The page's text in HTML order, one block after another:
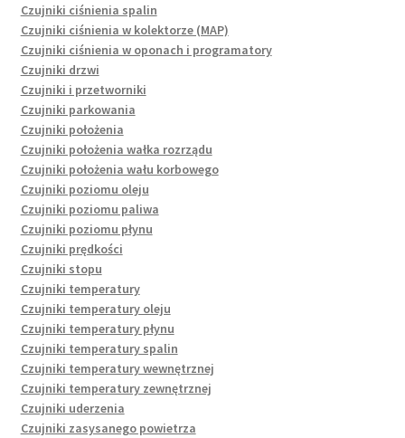
Czujniki ciśnienia spalin
Czujniki ciśnienia w kolektorze (MAP)
Czujniki ciśnienia w oponach i programatory
Czujniki drzwi
Czujniki i przetworniki
Czujniki parkowania
Czujniki położenia
Czujniki położenia wałka rozrządu
Czujniki położenia wału korbowego
Czujniki poziomu oleju
Czujniki poziomu paliwa
Czujniki poziomu płynu
Czujniki prędkości
Czujniki stopu
Czujniki temperatury
Czujniki temperatury oleju
Czujniki temperatury płynu
Czujniki temperatury spalin
Czujniki temperatury wewnętrznej
Czujniki temperatury zewnętrznej
Czujniki uderzenia
Czujniki zasysanego powietrza